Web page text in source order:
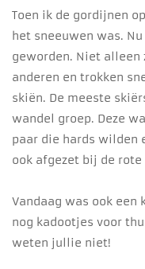
Toen ik de gordijnen
het sneeuwen was.
geworden. Niet alleen
anderen en trokken
skiën. De meeste
wandel groep. Deze
paar die hards wilden
ook afgezet bij de rote
Vandaag was ook een
nog kadootjes voor
weten jullie niet!